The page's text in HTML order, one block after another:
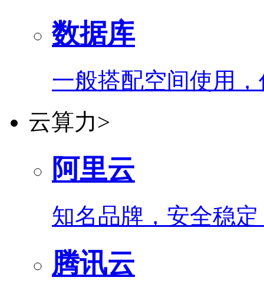
数据库
一般搭配空间使用
云算力>
阿里云
知名品牌，安全稳
腾讯云